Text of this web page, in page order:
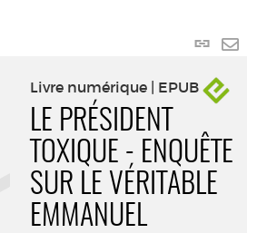
Lien
Livre numérique | EPUB
LE PRÉSIDENT
TOXIQUE - ENQUÊTE
SUR LE VÉRITABLE
EMMANUEL